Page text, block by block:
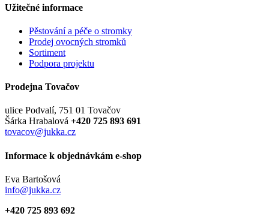
Užitečné informace
Pěstování a péče o stromky
Prodej ovocných stromků
Sortiment
Podpora projektu
Prodejna Tovačov
ulice Podvalí, 751 01 Tovačov
Šárka Hrabalová +420 725 893 691
tovacov@jukka.cz
Informace k objednávkám e-shop
Eva Bartošová
info@jukka.cz
+420 725 893 692